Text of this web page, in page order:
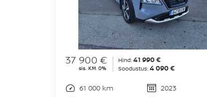
37 900 €
sis. KM 0%
Hind: 41 990 €
Soodustus: 4 090 €
61 000 km
2023